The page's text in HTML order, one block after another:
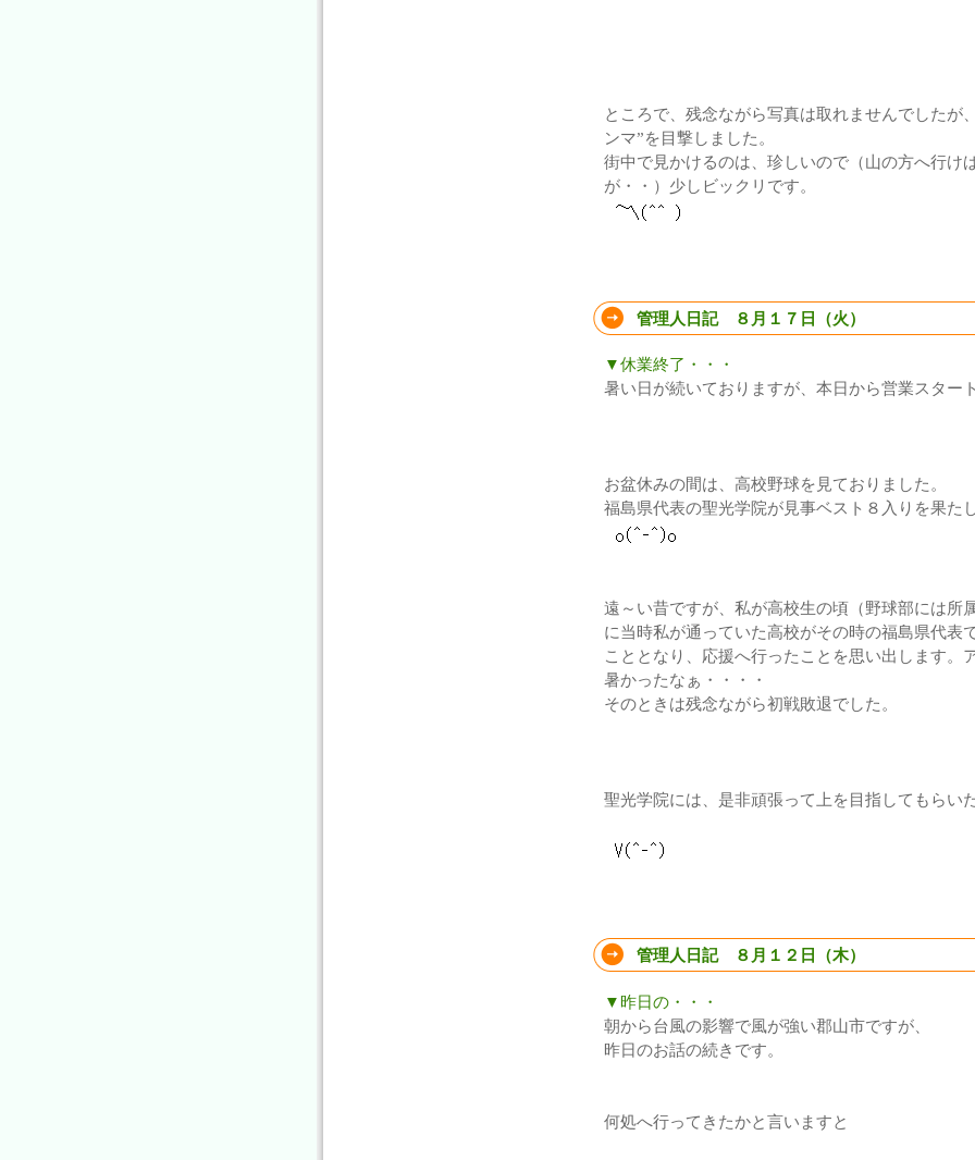
ところで、残念ながら写真は取れませんでしたが
ンマ”を目撃しました。
街中で見かけるのは、珍しいので（山の方へ行け
が・・）少しビックリです。
管理人日記 ８月１７日（火）
▼休業終了・・・
暑い日が続いておりますが、本日から営業スター
お盆休みの間は、高校野球を見ておりました。
福島県代表の聖光学院が見事ベスト８入りを果た
遠～い昔ですが、私が高校生の頃（野球部には所
に当時私が通っていた高校がその時の福島県代表
こととなり、応援へ行ったことを思い出します。
暑かったなぁ・・・・
そのときは残念ながら初戦敗退でした。
聖光学院には、是非頑張って上を目指してもらい
管理人日記 ８月１２日（木）
▼昨日の・・・
朝から台風の影響で風が強い郡山市ですが、
昨日のお話の続きです。
何処へ行ってきたかと言いますと